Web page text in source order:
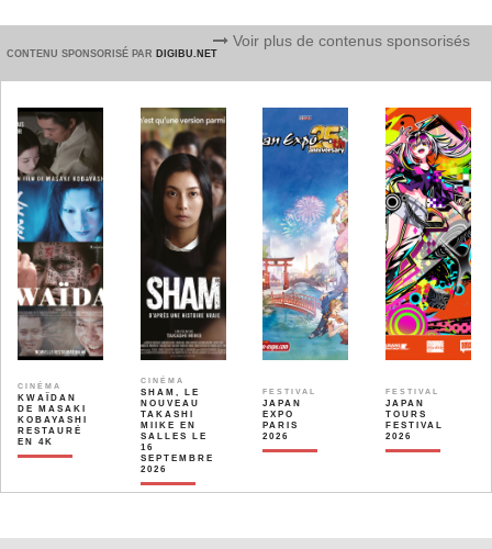
CONTENU SPONSORISÉ PAR DIGIBU.NET
Voir plus de contenus sponsorisés
CINÉMA
KWAÏDAN
DE MASAKI
KOBAYASHI
RESTAURÉ
EN 4K
CINÉMA
SHAM, LE
NOUVEAU
TAKASHI
MIIKE EN
SALLES LE
16
SEPTEMBRE
2026
FESTIVAL
JAPAN
EXPO
PARIS
2026
FESTIVAL
JAPAN
TOURS
FESTIVAL
2026